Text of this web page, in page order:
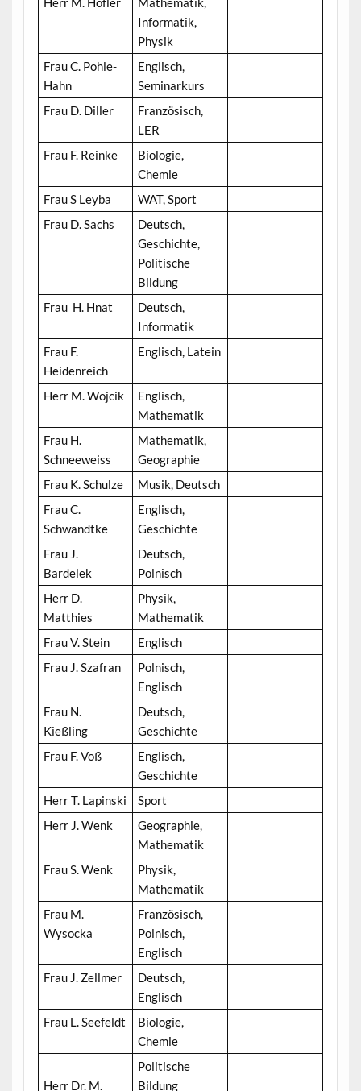
Informatik,
Physik
Frau C. Pohle-
Hahn
Englisch,
Seminarkurs
Frau D. Diller
Französisch,
LER
Frau F. Reinke
Biologie,
Chemie
Frau S Leyba
WAT, Sport
Frau D. Sachs
Deutsch,
Geschichte,
Politische
Bildung
Frau H. Hnat
Deutsch,
Informatik
Frau F.
Heidenreich
Englisch, Latein
Herr M. Wojcik
Englisch,
Mathematik
Frau H.
Schneeweiss
Mathematik,
Geographie
Frau K. Schulze
Musik, Deutsch
Frau C.
Schwandtke
Englisch,
Geschichte
Frau J.
Bardelek
Deutsch,
Polnisch
Herr D.
Matthies
Physik,
Mathematik
Frau V. Stein
Englisch
Frau J. Szafran
Polnisch,
Englisch
Frau N.
Kießling
Deutsch,
Geschichte
Frau F. Voß
Englisch,
Geschichte
Herr T. Lapinski
Sport
Herr J. Wenk
Geographie,
Mathematik
Frau S. Wenk
Physik,
Mathematik
Frau M.
Wysocka
Französisch,
Polnisch,
Englisch
Frau J. Zellmer
Deutsch,
Englisch
Frau L. Seefeldt
Biologie,
Chemie
Herr Dr. M.
Politische
Bildung